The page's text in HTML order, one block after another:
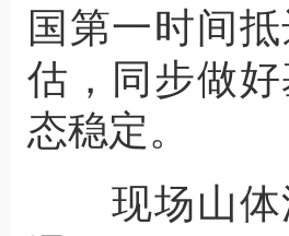
国第一时间
估，同步做
态稳定。
现场山体